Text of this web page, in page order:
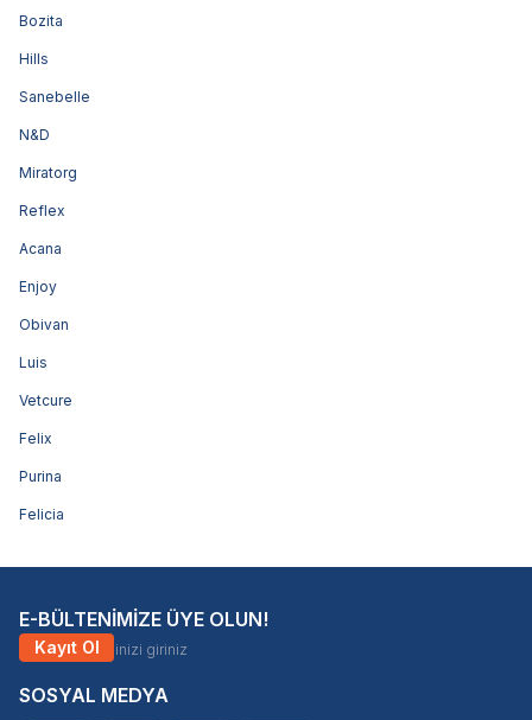
Bozita
Hills
Sanebelle
N&D
Miratorg
Reflex
Acana
Enjoy
Obivan
Luis
Vetcure
Felix
Purina
Felicia
E-BÜLTENİMİZE ÜYE OLUN!
Kayıt Ol
SOSYAL MEDYA